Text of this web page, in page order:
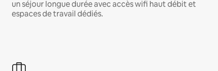
un séjour longue durée avec accès wifi haut débit et
espaces de travail dédiés.